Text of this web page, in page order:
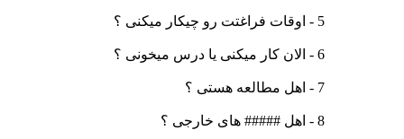
5 - اوقات فراغتت رو چیکار میکنی ؟
6 - الان کار میکنی یا درس میخونی ؟
7 - اهل مطالعه هستی ؟
8 - اهل ##### های خارجی ؟